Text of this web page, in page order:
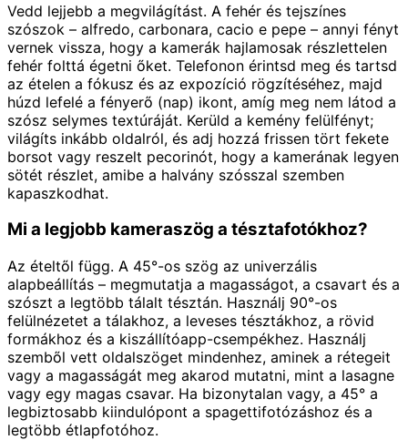
Vedd lejjebb a megvilágítást. A fehér és tejszínes
szószok – alfredo, carbonara, cacio e pepe – annyi fényt
vernek vissza, hogy a kamerák hajlamosak részlettelen
fehér folttá égetni őket. Telefonon érintsd meg és tartsd
az ételen a fókusz és az expozíció rögzítéséhez, majd
húzd lefelé a fényerő (nap) ikont, amíg meg nem látod a
szósz selymes textúráját. Kerüld a kemény felülfényt;
világíts inkább oldalról, és adj hozzá frissen tört fekete
borsot vagy reszelt pecorinót, hogy a kamerának legyen
sötét részlet, amibe a halvány szósszal szemben
kapaszkodhat.
Mi a legjobb kameraszög a tésztafotókhoz?
Az ételtől függ. A 45°-os szög az univerzális
alapbeállítás – megmutatja a magasságot, a csavart és a
szószt a legtöbb tálalt tésztán. Használj 90°-os
felülnézetet a tálakhoz, a leveses tésztákhoz, a rövid
formákhoz és a kiszállítóapp-csempékhez. Használj
szemből vett oldalszöget mindenhez, aminek a rétegeit
vagy a magasságát meg akarod mutatni, mint a lasagne
vagy egy magas csavar. Ha bizonytalan vagy, a 45° a
legbiztosabb kiindulópont a spagettifotózáshoz és a
legtöbb étlapfotóhoz.